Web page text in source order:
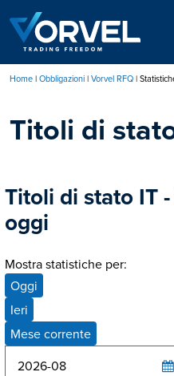
contenuto
principale
di
Home Obbligazioni Vorvel RFQ
Titoli di
Titoli di stato IT
oggi
Mostra statistiche per:
Oggi
Ieri
Mese corrente